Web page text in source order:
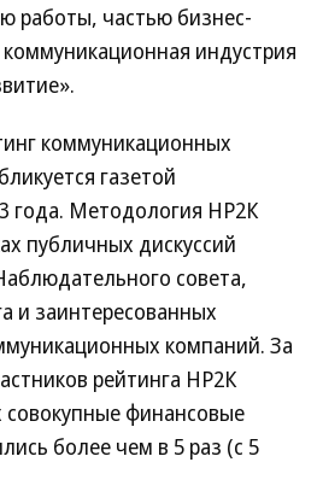
работы, частью бизнес-
индустрия
коммуникационных
газетой
года. Методология НР2К
публичных дискуссий
совета,
и заинтересованных
компаний. За
рейтинга НР2К
совокупные финансовые
более чем в 5 раз (с 5